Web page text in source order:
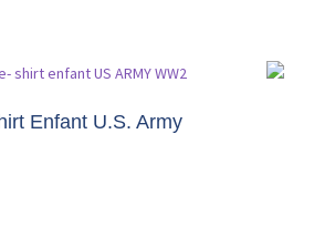
Enfant U.S. Army